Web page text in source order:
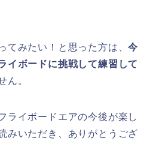
てみたい！と思った方は、今
イボードに挑戦して練習して
ん。
ライボードエアの今後が楽し
みいただき、ありがとうござ